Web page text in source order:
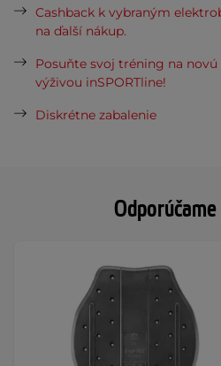
Cashback k vybraným
na ďalší nákup.
Posuňte svoj tréning na
výživou inSPORTline!
Diskrétne zabalenie